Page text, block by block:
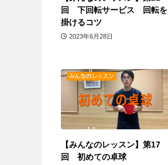
回 下回転サービス 回転を
掛けるコツ
2023年6月28日
【みんなのレッスン】第17
回 初めての卓球